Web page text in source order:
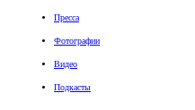
Пресса
Фотографии
Видео
Подкасты